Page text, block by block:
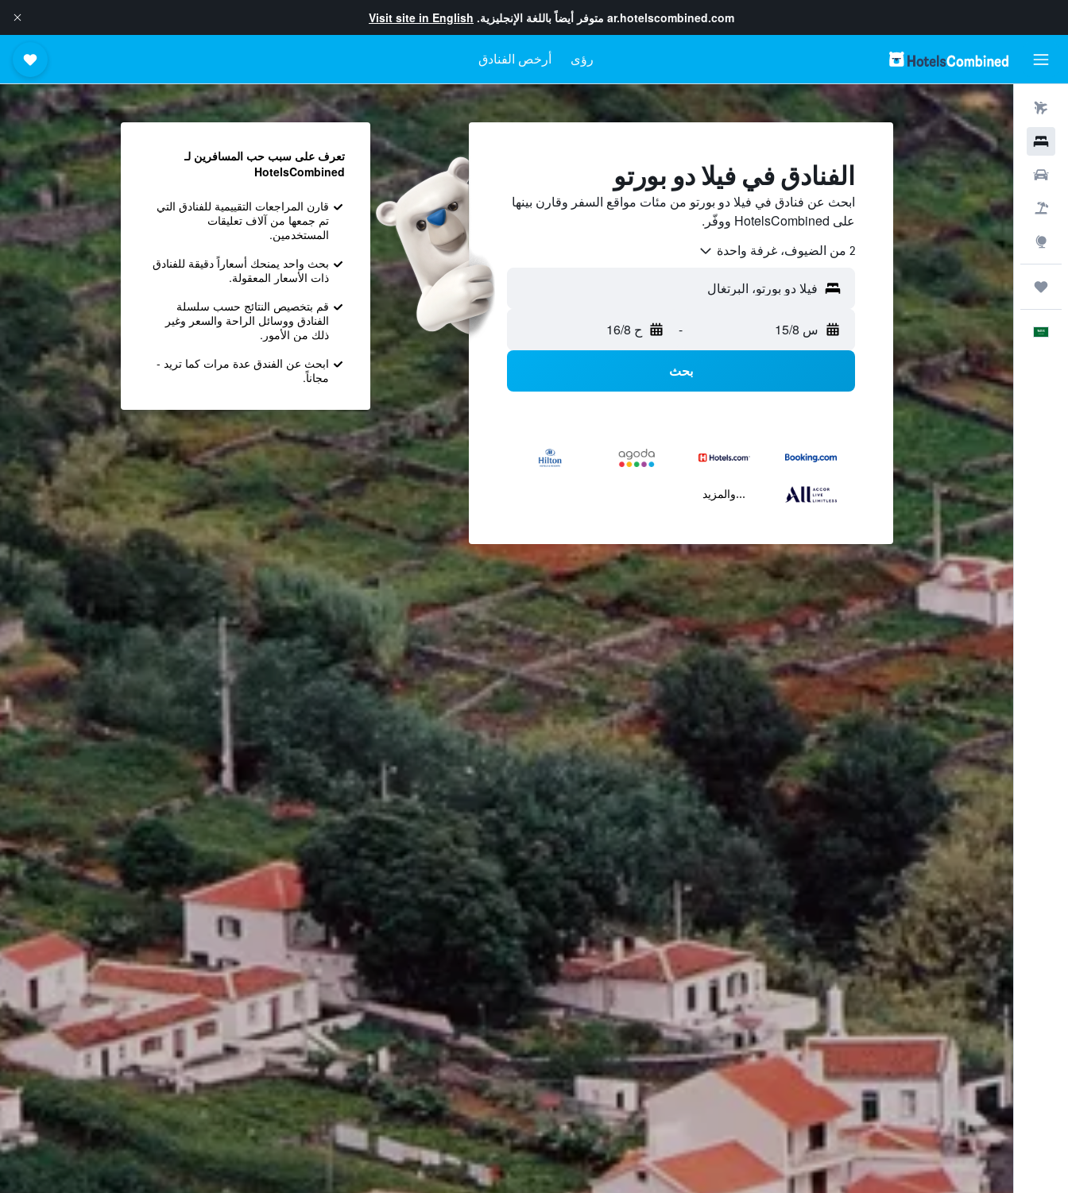
ar.hotelscombined.com متوفر أيضاً باللغة الإنجليزية. Visit site in English
رؤى أرخص الفنادق
رحلات طيران
فنادق
سيارات
حزم العروض
استكشاف
رحلات
العَرَبِيَّة
الفنادق في فيلا دو بورتو
ابحث عن فنادق في فيلا دو بورتو من مئات مواقع السفر وقارن بينها
على HotelsCombined ووفّر.
2 من الضيوف، غرفة واحدة
س 15/8 - ح 16/8
بحث
...والمزيد
تعرف على سبب حب المسافرين لـ
HotelsCombined
قارن المراجعات التقييمية للفنادق التي
تم جمعها من آلاف تعليقات
المستخدمين.
بحث واحد يمنحك أسعاراً دقيقة للفنادق
ذات الأسعار المعقولة.
قم بتخصيص النتائج حسب سلسلة
الفنادق ووسائل الراحة والسعر وغير
ذلك من الأمور.
ابحث عن الفندق عدة مرات كما تريد -
مجاناً.